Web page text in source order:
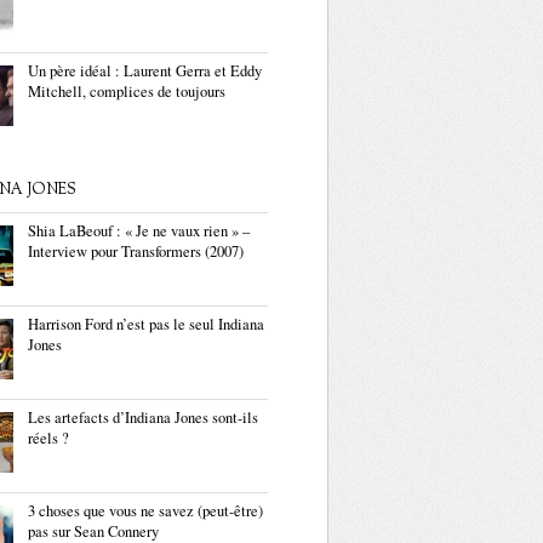
Un père idéal : Laurent Gerra et Eddy
Mitchell, complices de toujours
JONES
Shia LaBeouf : « Je ne vaux rien » –
Interview pour Transformers (2007)
Harrison Ford n’est pas le seul Indiana
Jones
Les artefacts d’Indiana Jones sont-ils
réels ?
3 choses que vous ne savez (peut-être)
pas sur Sean Connery